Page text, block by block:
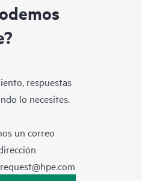
respuestas
lo necesites.
un correo